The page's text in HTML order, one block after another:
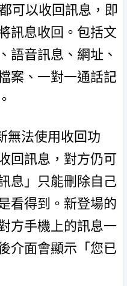
可以收回訊息，即
訊息收回。包括文
語音訊息、網址、
案、一對一通話記
無法使用收回功
回訊息，對方仍可
息」只能刪除自己
看得到。新登場的
方手機上的訊息一
介面會顯示「您已